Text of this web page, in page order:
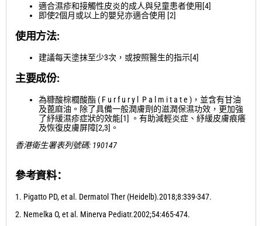
適合濕疹和接觸性皮炎的成人與兒童患者使用[4]
即使2個月或以上的嬰兒亦適合使用 [2]
使用方法:
建議每天塗抹至少3次，或按照醫生的指示[4]
主要成份:
為糠酸棕櫚酸酯 ( F u r f u r y l P a l m i t a t e )，並含有甘油
及蓖麻油。除了具備一般潤膚劑的滋潤保濕功效，更加強
了紓緩濕疹症狀的效能[1] 。有助減輕炎症、紓緩皮膚痕癢
及恢復皮膚屏障[2,3]。
香港衛生署表列號碼: 190147
參考資料：
1. Pigatto PD, et al. Dermatol Ther (Heidelb).2018;8:339-347.
2. Nemelka O, et al. Minerva Pediatr.2002;54:465-474.